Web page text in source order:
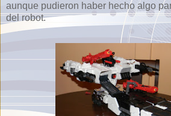
aunque pudieron haber hecho algo
del robot.